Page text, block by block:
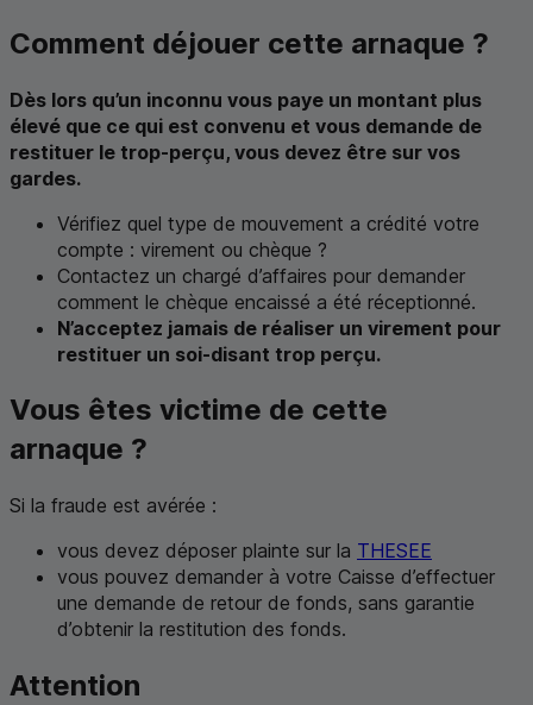
Comment déjouer cette arnaque ?
Dès lors qu’un inconnu vous paye un montant plus
élevé que ce qui est convenu et vous demande de
restituer le trop-perçu, vous devez être sur vos
gardes.
Vérifiez quel type de mouvement a crédité votre
compte : virement ou chèque ?
Contactez un chargé d’affaires pour demander
comment le chèque encaissé a été réceptionné.
N’acceptez jamais de réaliser un virement pour
restituer un soi-disant trop perçu.
Vous êtes victime de cette
arnaque ?
Si la fraude est avérée :
vous devez déposer plainte sur la THESEE
vous pouvez demander à votre Caisse d’effectuer
une demande de retour de fonds, sans garantie
d’obtenir la restitution des fonds.
Attention